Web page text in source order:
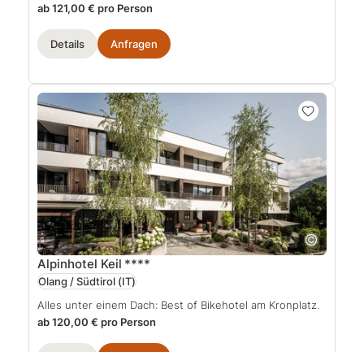
ab 121,00 € pro Person
Details Anfragen
Alpinhotel Keil ****
Olang / Südtirol (IT)
Alles unter einem Dach: Best of Bikehotel am Kronplatz.
ab 120,00 € pro Person